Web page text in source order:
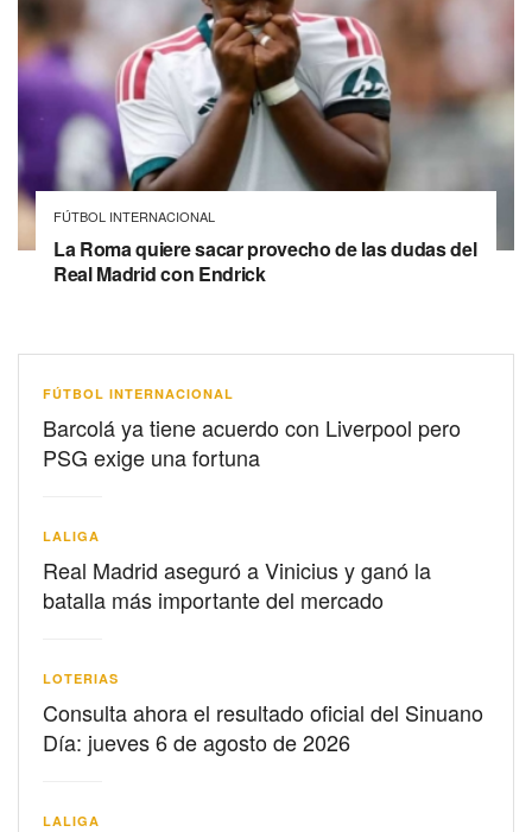
FÚTBOL INTERNACIONAL
La Roma quiere sacar provecho de las dudas del
Real Madrid con Endrick
FÚTBOL INTERNACIONAL
Barcolá ya tiene acuerdo con Liverpool pero
PSG exige una fortuna
LALIGA
Real Madrid aseguró a Vinicius y ganó la
batalla más importante del mercado
LOTERIAS
Consulta ahora el resultado oficial del Sinuano
Día: jueves 6 de agosto de 2026
LALIGA